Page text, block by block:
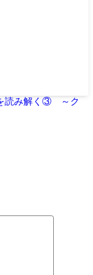
を読み解く③ ～ク